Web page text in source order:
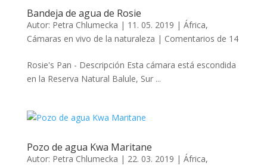
Bandeja de agua de Rosie
Autor: Petra Chlumecka | 11. 05. 2019 | África,
Cámaras en vivo de la naturaleza | Comentarios de 14
Rosie's Pan - Descripción Esta cámara está escondida
en la Reserva Natural Balule, Sur ...
Pozo de agua Kwa Maritane
Autor: Petra Chlumecka | 22. 03. 2019 | África,